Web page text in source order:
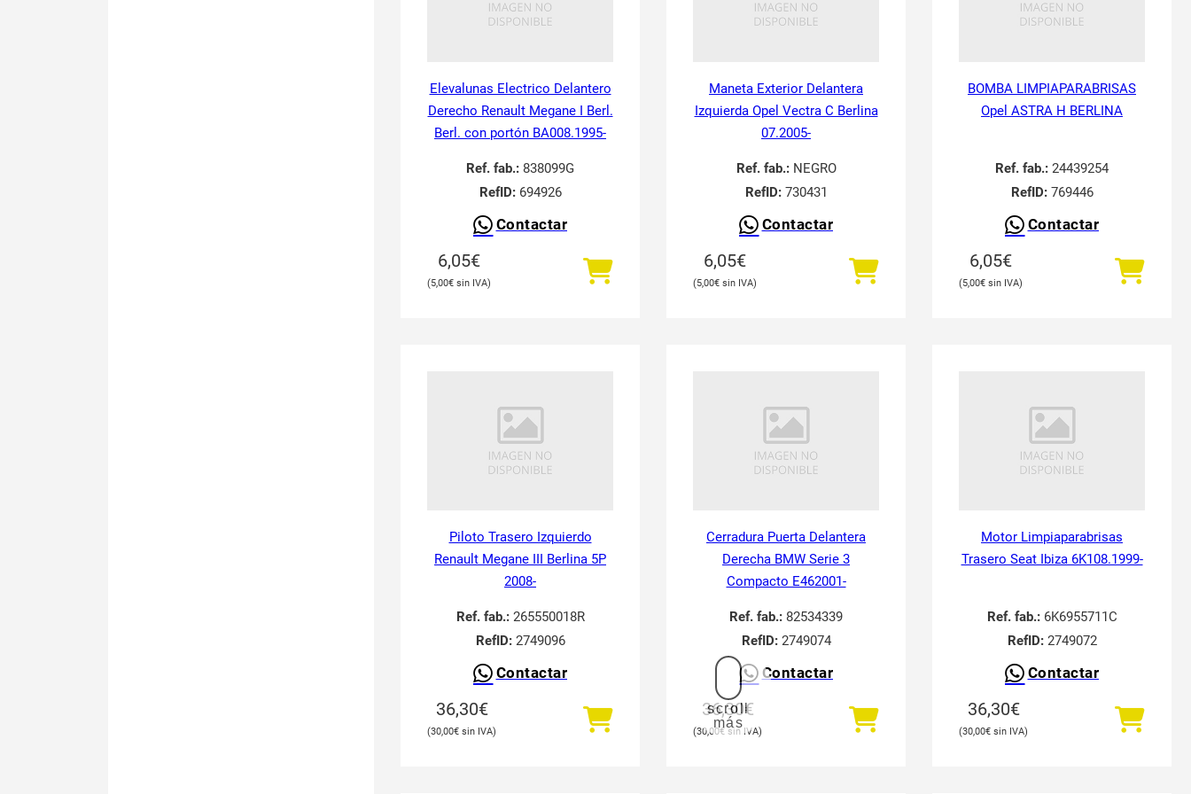
Elevalunas Electrico Delantero
Derecho Renault Megane I Berl.
Berl. con portón BA008.1995-
Ref. fab.: 838099G
RefID:694926
Contactar
6,05€
5,00€
Maneta Exterior Delantera
Izquierda Opel Vectra C Berlina
07.2005-
Ref. fab.:NEGRO
RefID:730431
Contactar
6,05€
5,00€
BOMBA LIMPIAPARABRISAS
Opel ASTRA H BERLINA
Ref. fab.: 24439254
RefID:769446
Contactar
6,05€
5,00€
Piloto Trasero Izquierdo
Renault Megane III Berlina 5P
2008-
Ref. fab.:265550018R
RefID:2749096
Contactar
36,30€
30,00€
Cerradura Puerta Delantera
Derecha BMW Serie 3
Compacto E462001-
Ref. fab.: 82534339
RefID:2749074
Contactar
36,30€
30,00€
Motor Limpiaparabrisas
Trasero Seat Ibiza 6K108.1999-
Ref. fab.:6K6955711C
RefID:2749072
Contactar
36,30€
30,00€
scroll
más